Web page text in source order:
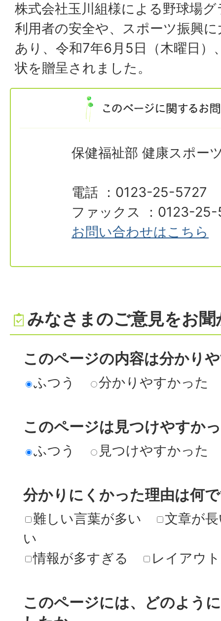
株式会社玉川組様による野球場
利用者の安全や、スポーツ振興
あり、令和7年6月5日（木曜日）
状を贈呈されました。
保健福祉部 健康スポー
電話 ：0123-25-5727
ファックス ：0123-
お問い合わせはこちら
みなさまのご意見をお
このページの内容は分かり
ふつう 分かりやすかった
このページは見つけやすか
ふつう 見つけやすかった
分かりにくかった理由は何
難しい言葉が多い
文章が
い
情報が多すぎる
レイアウ
このページには、どのよう